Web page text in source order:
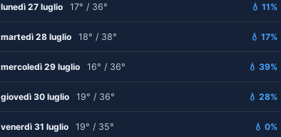
lunedì 27 luglio 17° / 36° 💧 11%
martedì 28 luglio 18° / 38° 💧 17%
mercoledì 29 luglio 16° / 36° 💧 39%
giovedì 30 luglio 19° / 36° 💧 28%
venerdì 31 luglio 19° / 35° 💧 0%